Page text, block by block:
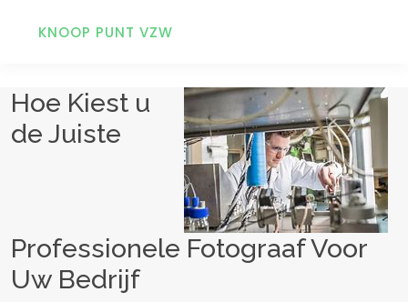
KNOOP PUNT VZW
Hoe Kiest u
de Juiste
Professionele Fotograaf Voor
Uw Bedrijf